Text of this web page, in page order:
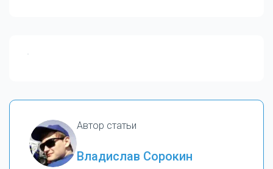
Автор статьи
Владислав Сорокин